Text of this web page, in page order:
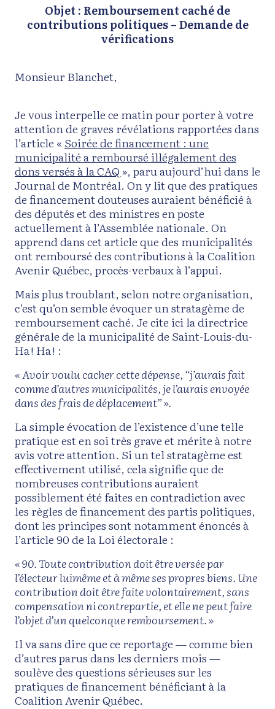
Objet : Remboursement caché de
contributions politiques – Demande de
vérifications
Monsieur Blanchet,
Je vous interpelle ce matin pour porter à votre
attention de graves révélations rapportées dans
l’article « Soirée de financement : une
municipalité a remboursé illégalement des
dons versés à la CAQ », paru aujourd’hui dans le
Journal de Montréal. On y lit que des pratiques
de financement douteuses auraient bénéficié à
des députés et des ministres en poste
actuellement à l’Assemblée nationale. On
apprend dans cet article que des municipalités
ont remboursé des contributions à la Coalition
Avenir Québec, procès-verbaux à l’appui.
Mais plus troublant, selon notre organisation,
c’est qu’on semble évoquer un stratagème de
remboursement caché. Je cite ici la directrice
générale de la municipalité de Saint-Louis-du-
Ha ! Ha ! :
« Avoir voulu cacher cette dépense, “j’aurais fait
comme d’autres municipalités, je l’aurais envoyée
dans des frais de déplacement” ».
La simple évocation de l’existence d’une telle
pratique est en soi très grave et mérite à notre
avis votre attention. Si un tel stratagème est
effectivement utilisé, cela signifie que de
nombreuses contributions auraient
possiblement été faites en contradiction avec
les règles de financement des partis politiques,
dont les principes sont notamment énoncés à
l’article 90 de la Loi électorale :
« 90. Toute contribution doit être versée par
l’électeur luimême et à même ses propres biens. Une
contribution doit être faite volontairement, sans
compensation ni contrepartie, et elle ne peut faire
l’objet d’un quelconque remboursement. »
Il va sans dire que ce reportage — comme bien
d’autres parus dans les derniers mois —
soulève des questions sérieuses sur les
pratiques de financement bénéficiant à la
Coalition Avenir Québec.